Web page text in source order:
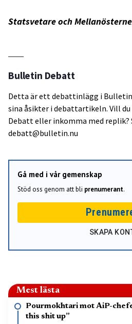
Statsvetare och
Bulletin Debatt
Detta är ett debattinlägg i
sina åsikter i debattartikeln. Vill
Debatt eller inkomma med
debatt@bulletin.nu
Gå med i vår gemenskap
Stöd oss genom att bli prenumerant.
SKAPA
Mest lästa
Pourmokhtari mot AiP-
this shit up”